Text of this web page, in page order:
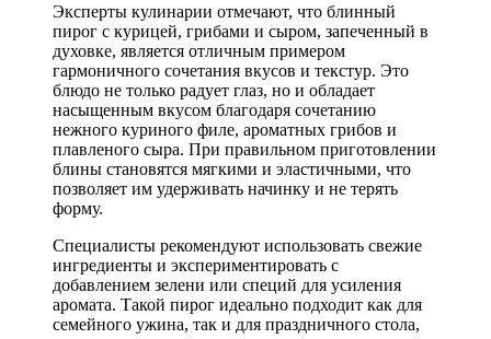
Эксперты кулинарии отмечают, что блинный
пирог с курицей, грибами и сыром, запеченный в
духовке, является отличным примером
гармоничного сочетания вкусов и текстур. Это
блюдо не только радует глаз, но и обладает
насыщенным вкусом благодаря сочетанию
нежного куриного филе, ароматных грибов и
плавленого сыра. При правильном приготовлении
блины становятся мягкими и эластичными, что
позволяет им удерживать начинку и не терять
форму.
Специалисты рекомендуют использовать свежие
ингредиенты и экспериментировать с
добавлением зелени или специй для усиления
аромата. Такой пирог идеально подходит как для
семейного ужина, так и для праздничного стола,